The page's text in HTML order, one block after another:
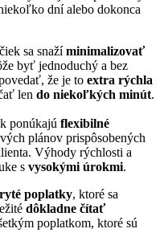
dní alebo dokonca
sa snažíminimalizovať
byť jednoduchý a bez
že je to extra rýchla
len do niekoľkých minút.
ponúkajú flexibilné
plánov prispôsobených
Výhody rýchlosti a
s vysokými úrokmi.
poplatky, ktoré sa
dôkladne čítať
poplatkom, ktoré sú